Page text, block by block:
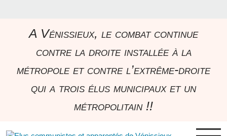
A Vénissieux, le combat continue
contre la droite installée à la
métropole et contre l’extrême-droite
qui a trois élus municipaux et un
métropolitain !!